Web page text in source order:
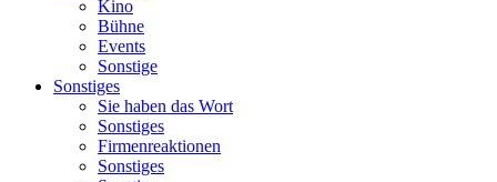
Kino
Bühne
Events
Sonstige
Sonstiges
Sie haben das Wort
Sonstiges
Firmenreaktionen
Sonstiges